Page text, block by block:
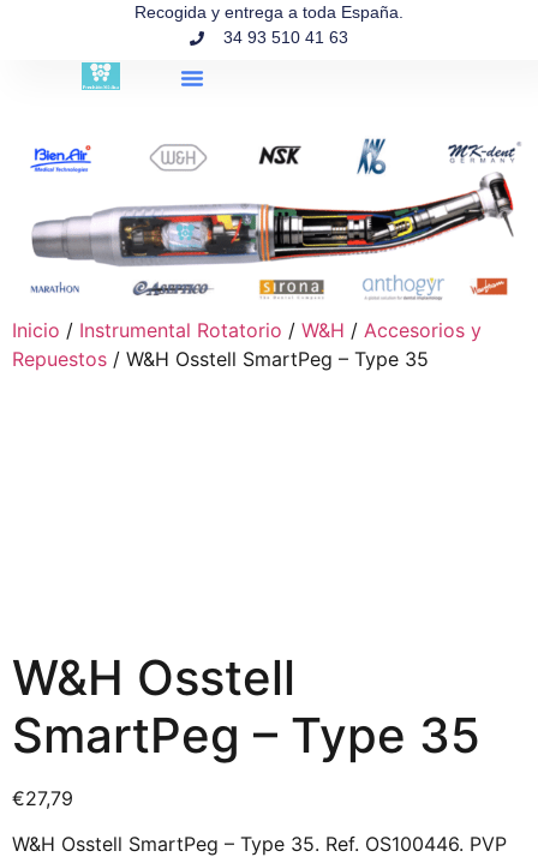
Recogida y entrega a toda España.
34 93 510 41 63
Inicio / Instrumental Rotatorio / W&H / Accesorios y
Repuestos / W&H Osstell SmartPeg – Type 35
W&H Osstell
SmartPeg – Type 35
€27,79
W&H Osstell SmartPeg – Type 35. Ref. OS100446. PVP